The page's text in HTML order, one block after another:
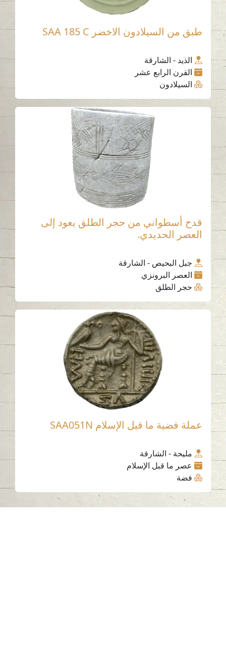
طبق من السيلادون الاخضر SAA 185 C
الذيد - الشارقة
القرن الرابع عشر
السيلادون
قدح أسطواني من حجر الطلق يعود إلى
العصر الحديدي.
جبل البحيص - الشارقة
العصر البرونزي
حجر الطلق
عملة فضية ما قبل الإسلام SAA051N
مليحة - الشارقة
عصر ما قبل الإسلام
فضة